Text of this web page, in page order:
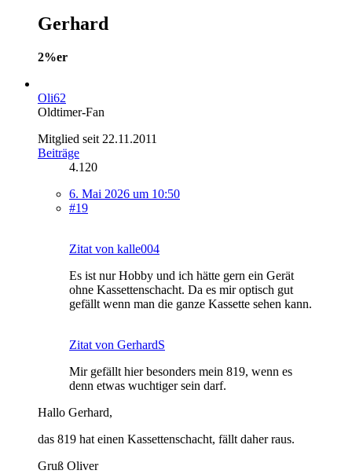
Gerhard
2%er
Oli62
Oldtimer-Fan
Mitglied seit 22.11.2011
Beiträge
4.120
6. Mai 2026 um 10:50
#19
Zitat von kalle004
Es ist nur Hobby und ich hätte gern ein Gerät
ohne Kassettenschacht. Da es mir optisch gut
gefällt wenn man die ganze Kassette sehen kann.
Zitat von GerhardS
Mir gefällt hier besonders mein 819, wenn es
denn etwas wuchtiger sein darf.
Hallo Gerhard,
das 819 hat einen Kassettenschacht, fällt daher raus.
Gruß Oliver